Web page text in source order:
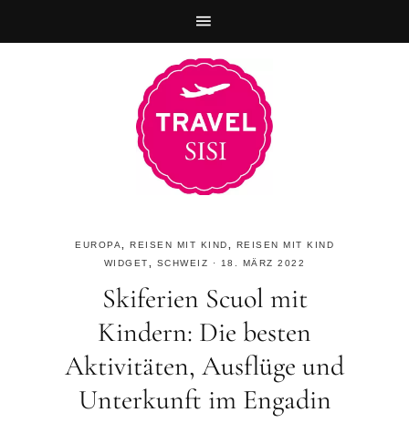
EUROPA REISEN MIT KIND
REISEN MIT KIND
WIDGET
SCHWEIZ · 18. MÄRZ 2022
Skiferien Scuol mit
Kindern: Die besten
Aktivitäten, Ausflüge und
Unterkunft im Engadin